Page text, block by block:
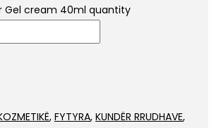
Gel cream 40ml quantity
, FYTYRA, KUNDËR RRUDHAVE,